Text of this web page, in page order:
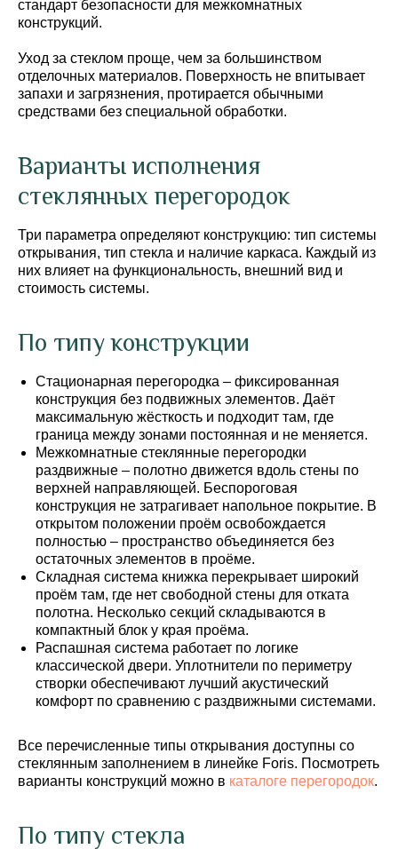
стандарт безопасности для межкомнатных
конструкций.
Уход за стеклом проще, чем за большинством
отделочных материалов. Поверхность не впитывает
запахи и загрязнения, протирается обычными
средствами без специальной обработки.
Варианты исполнения
стеклянных перегородок
Три параметра определяют конструкцию: тип системы
открывания, тип стекла и наличие каркаса. Каждый из
них влияет на функциональность, внешний вид и
стоимость системы.
По типу конструкции
Стационарная перегородка – фиксированная
конструкция без подвижных элементов. Даёт
максимальную жёсткость и подходит там, где
граница между зонами постоянная и не меняется.
Межкомнатные стеклянные перегородки
раздвижные – полотно движется вдоль стены по
верхней направляющей. Беспороговая
конструкция не затрагивает напольное покрытие. В
открытом положении проём освобождается
полностью – пространство объединяется без
остаточных элементов в проёме.
Складная система книжка перекрывает широкий
проём там, где нет свободной стены для отката
полотна. Несколько секций складываются в
компактный блок у края проёма.
Распашная система работает по логике
классической двери. Уплотнители по периметру
створки обеспечивают лучший акустический
комфорт по сравнению с раздвижными системами.
Все перечисленные типы открывания доступны со
стеклянным заполнением в линейке Foris. Посмотреть
варианты конструкций можно в каталоге перегородок.
По типу стекла